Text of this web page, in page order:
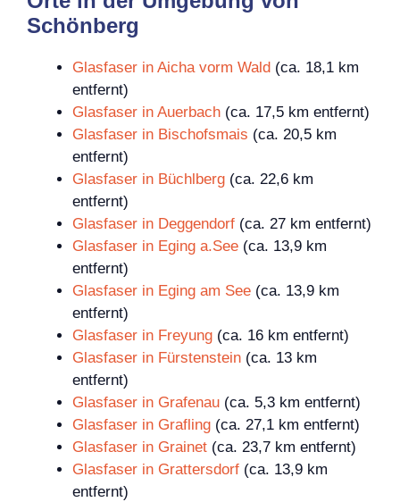
Schönberg
Glasfaser in Aicha vorm Wald (ca. 18,1 km
entfernt)
Glasfaser in Auerbach (ca. 17,5 km entfernt)
Glasfaser in Bischofsmais (ca. 20,5 km
entfernt)
Glasfaser in Büchlberg (ca. 22,6 km
entfernt)
Glasfaser in Deggendorf (ca. 27 km entfernt)
Glasfaser in Eging a.See (ca. 13,9 km
entfernt)
Glasfaser in Eging am See (ca. 13,9 km
entfernt)
Glasfaser in Freyung (ca. 16 km entfernt)
Glasfaser in Fürstenstein (ca. 13 km
entfernt)
Glasfaser in Grafenau (ca. 5,3 km entfernt)
Glasfaser in Grafling (ca. 27,1 km entfernt)
Glasfaser in Grainet (ca. 23,7 km entfernt)
Glasfaser in Grattersdorf (ca. 13,9 km
entfernt)